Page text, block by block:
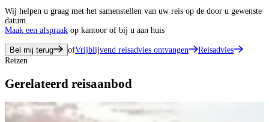
Wij helpen u graag met het samenstellen van uw reis op de door u gewenste
datum.
Maak een afspraak op kantoor of bij u aan huis
Bel mij terug ofVrijblijvend reisadvies ontvangen
Reisadvies
Reizen
Gerelateerd reisaanbod